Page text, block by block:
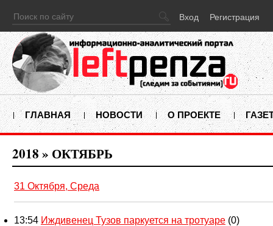
Вход Регистрация
ГЛАВНАЯ НОВОСТИ О ПРОЕКТЕ
2018 » ОКТЯБРЬ
31 Октября, Среда
13:54 Иждивенец Тузов паркуется на тротуаре (0)